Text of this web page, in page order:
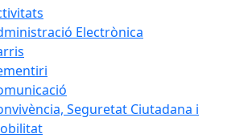
Electrònica
Seguretat Ciutadana i